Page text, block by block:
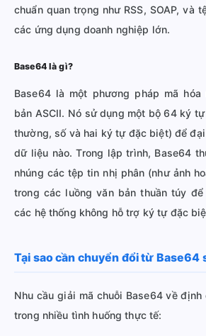
chuẩn quan trọng như RSS, SOAP, và
các ứng dụng doanh nghiệp lớn.
Base64 là gì?
Base64 là một phương pháp mã hóa
bản ASCII. Nó sử dụng một bộ 64 ký
thường, số và hai ký tự đặc biệt) để
dữ liệu nào. Trong lập trình, Base64
nhúng các tệp tin nhị phân (như ảnh
trong các luồng văn bản thuần túy
các hệ thống không hỗ trợ ký tự đặc
Tại sao cần chuyển đổi từ Base64
Nhu cầu giải mã chuỗi Base64 về
trong nhiều tình huống thực tế: